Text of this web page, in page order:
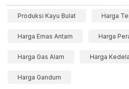
Produksi Kayu Bulat Harga
Harga Emas Antam Harga
Harga Gas Alam Harga
Harga Gandum